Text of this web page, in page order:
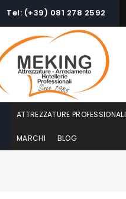
Tel: (+39) 081 278 2592
ATTREZZATURE PROFESSIONALI
MARCHI BLOG